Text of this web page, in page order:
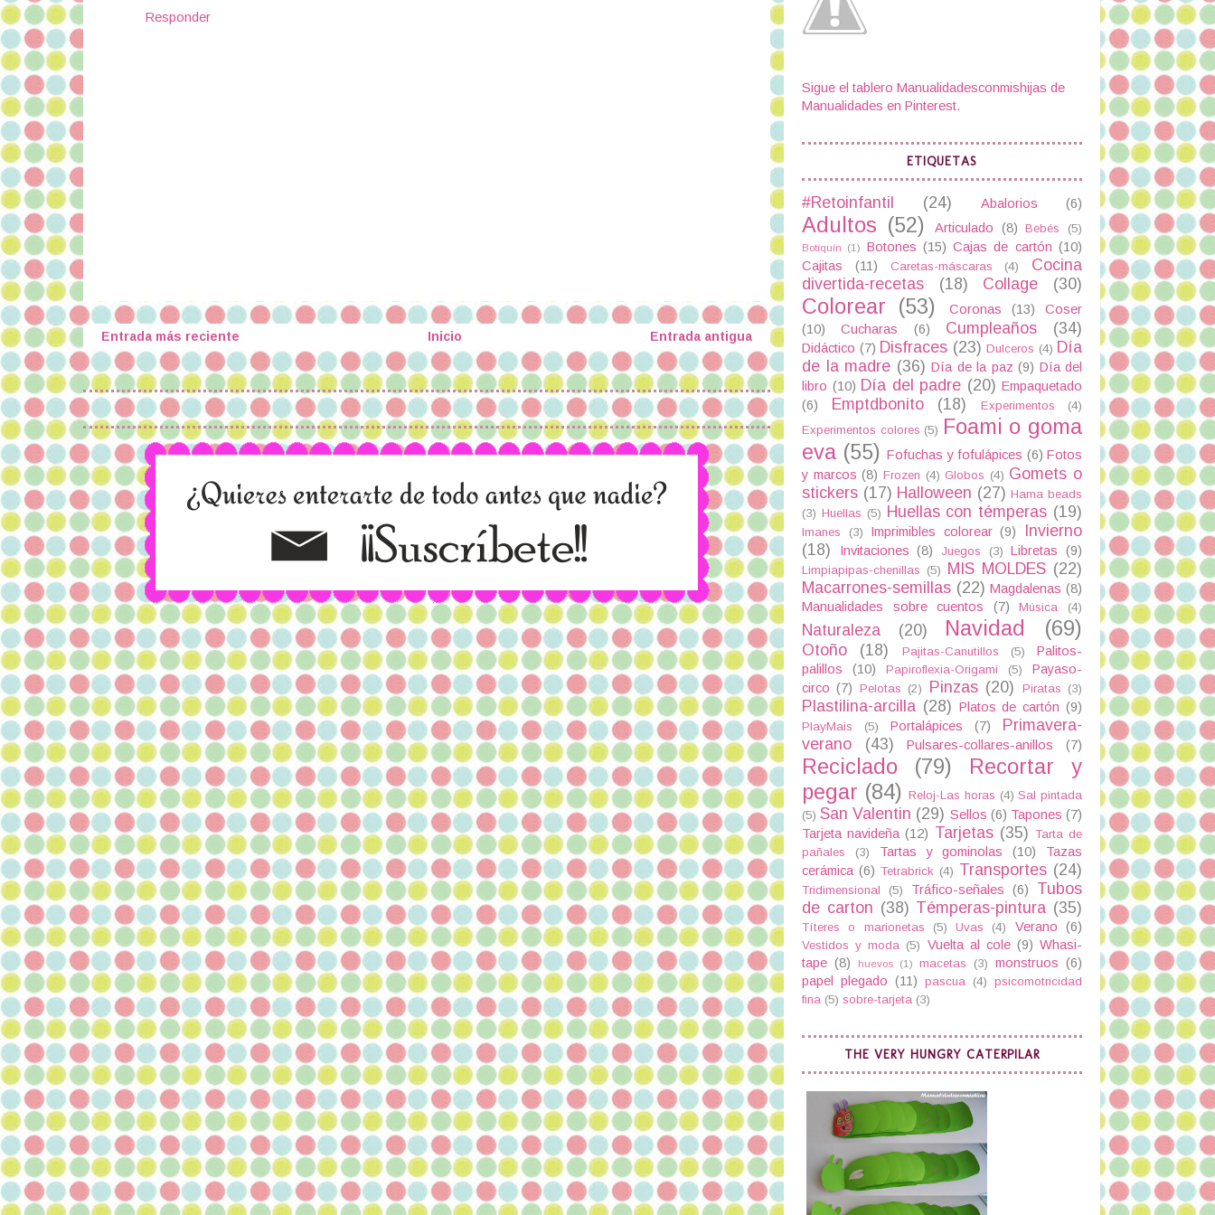
Responder
Entrada más reciente Entrada antigua
Inicio
Sigue el tablero Manualidadesconmishijas de
Manualidades en Pinterest.
ETIQUETAS
#Retoinfantil (24) Abalorios (6)
Adultos (52) Articulado (8) Bebés (5)
Botiquín (1) Botones (15) Cajas de cartón (10)
Cajitas
(11) Caretas-máscaras (4)
Cocina
divertida-recetas
(18) Collage (30)
Colorear (53) Coronas (13)
Coser
(10)
Cucharas (6) Cumpleaños (34)
Didáctico (7) Disfraces (23) Dulceros (4) Día
de la madre (36) Día de la paz (9) Día del
libro (10) Día del padre (20) Empaquetado
(6)
Emptdbonito (18) Experimentos
(4)
Experimentos colores (5) Foami o goma
eva (55) Fofuchas y fofulápices (6) Fotos
y marcos (8) Frozen (4) Globos (4) Gomets o
stickers (17) Halloween (27) Hama beads
(3) Huellas (5) Huellas con témperas (19)
Imanes (3) Imprimibles colorear (9)
Invierno
(18)
Invitaciones (8) Juegos (3) Libretas (9)
Limpiapipas-chenillas (5) MIS MOLDES (22)
Macarrones-semillas (22) Magdalenas (8)
Manualidades sobre cuentos
(7) Música (4)
Naturaleza (20) Navidad (69)
Otoño (18) Pajitas-Canutillos (5)
Palitos-
palillos
(10) Papiroflexia-Origami (5)
Payaso-
circo (7) Pelotas (2) Pinzas (20) Piratas (3)
Plastilina-arcilla (28) Platos de cartón (9)
PlayMais (5) Portalápices (7)
Primavera-
verano
(43) Pulsares-collares-anillos (7)
Reciclado (79)
Recortar y
pegar (84) Reloj-Las horas (4) Sal pintada
(5) San Valentin (29) Sellos (6) Tapones (7)
Tarjeta navideña (12) Tarjetas (35) Tarta de
pañales
(3) Tartas y gominolas (10)
Tazas
cerámica (6) Tetrabrick (4) Transportes (24)
Tridimensional (5) Tráfico-señales (6)
Tubos
de carton (38) Témperas-pintura (35)
Títeres o marionetas (5) Uvas (4) Verano (6)
Vestidos y moda (5) Vuelta al cole (9) Whasi-
tape (8) huevos (1) macetas (3) monstruos (6)
papel plegado (11) pascua (4) psicomotricidad
fina (5) sobre-tarjeta (3)
THE VERY HUNGRY CATERPILAR